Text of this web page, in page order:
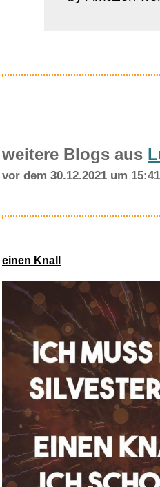
Aida -
weitere Blogs aus
vor dem 30.12.2021 um
einen Knall